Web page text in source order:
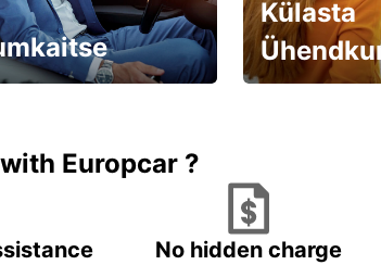
Külasta
Europcar ?
No hidden charge